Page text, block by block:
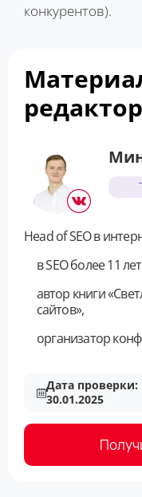
конкурентов).
Head of SEO в
в SEO более 11
автор книги
сайтов»,
организатор
Дата проверки:
30.01.2025